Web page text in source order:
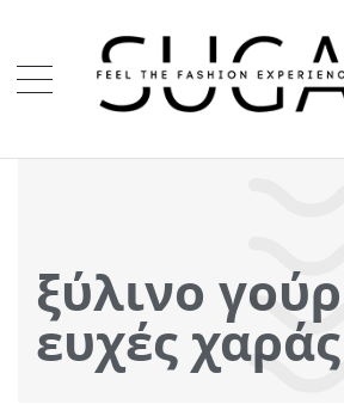
ξύλινο
ευχές χαράς